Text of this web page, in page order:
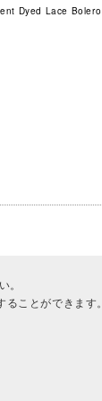
Dyed Lace Bolero
。
ことができます。